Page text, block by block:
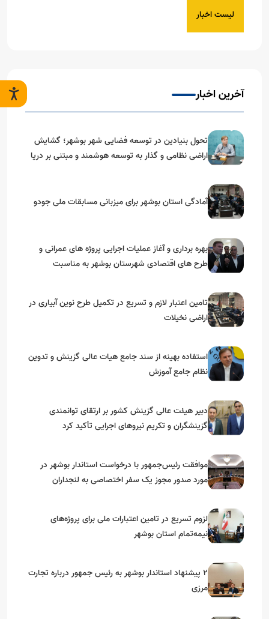
لیست اخبار
آخرین اخبار
تحول بنیادین در توسعه فضایی شهر بوشهر؛ گشایش
اراضی نظامی و گذار به توسعه هوشمند و مبتنی بر دریا
آمادگی استان بوشهر برای میزبانی مسابقات ملی جودو
بهره برداری و آغاز عملیات اجرایی پروژه های عمرانی و
طرح های اقتصادی شهرستان بوشهر به مناسبت
تامین اعتبار لازم و تسریع در تکمیل طرح نوین آبیاری در
اراضی نخیلات
استفاده بهینه از سند جامع هیات عالی گزینش و‌ تدوین
نظام جامع آموزش
دبیر هیئت عالی گزینش کشور بر ارتقای توانمندی
گزینشگران و تکریم نیروهای اجرایی تأکید کرد
موافقت رئیس‌جمهور با درخواست استاندار بوشهر در
مورد صدور مجوز یک سفر اختصاصی به لنجداران
لزوم تسریع در تامین اعتبارات ملی برای پروژه‌های
نیمه‌تمام استان بوشهر
۲ پیشنهاد استاندار بوشهر به رئیس جمهور درباره تجارت
مرزی